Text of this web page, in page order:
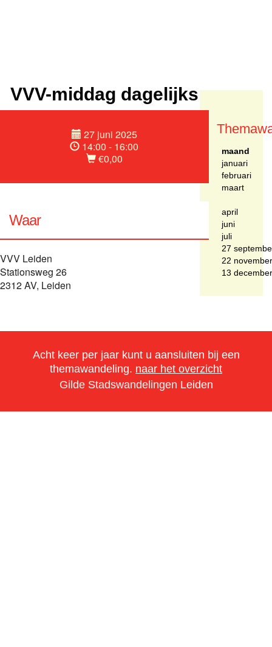
VVV-middag dagelijks
27 juni 2025
14:00 - 16:00
€0,00
Waar
VVV Leiden
Stationsweg 26
2312 AV, Leiden
maand
januari
februari
maart
april
juni
juli
27
22 november
13 december
Acht keer per jaar kunt u aansluiten bij een
themawandeling. naar het overzicht
Gilde Stadswandelingen Leiden